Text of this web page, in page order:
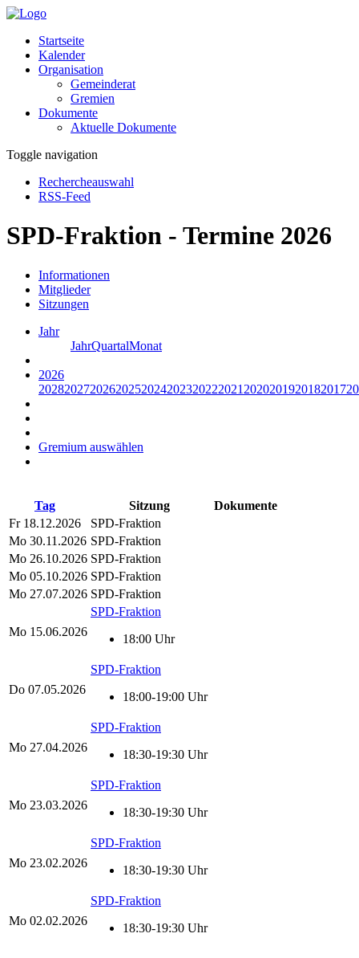
Startseite
Kalender
Organisation
Gemeinderat
Gremien
Dokumente
Aktuelle Dokumente
Toggle navigation
Rechercheauswahl
RSS-Feed
SPD-Fraktion - Termine 2026
Informationen
Mitglieder
Sitzungen
Jahr
JahrQuartalMonat
2026
20282027202620252024202320222021 2020201920182017
Gremium auswählen
Tag Sitzung
Dokumente
Fr 18.12.2026
SPD-Fraktion
Mo 30.11.2026 SPD-Fraktion
Mo 26.10.2026 SPD-Fraktion
Mo 05.10.2026 SPD-Fraktion
Mo 27.07.2026 SPD-Fraktion
Mo 15.06.2026
SPD-Fraktion
18:00 Uhr
Do 07.05.2026
SPD-Fraktion
18:00-19:00 Uhr
Mo 27.04.2026
SPD-Fraktion
18:30-19:30 Uhr
Mo 23.03.2026
SPD-Fraktion
18:30-19:30 Uhr
Mo 23.02.2026
SPD-Fraktion
18:30-19:30 Uhr
Mo 02.02.2026
SPD-Fraktion
18:30-19:30 Uhr